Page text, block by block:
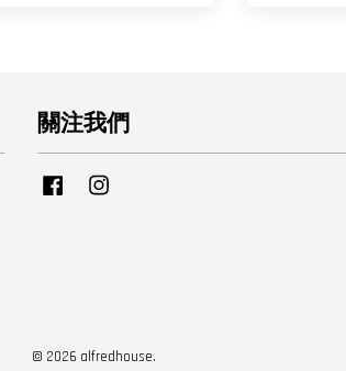
關注我們
Facebook
© 2026 alfredhouse.